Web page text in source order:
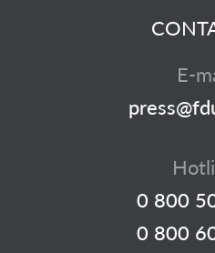
E-
0 800
0 800